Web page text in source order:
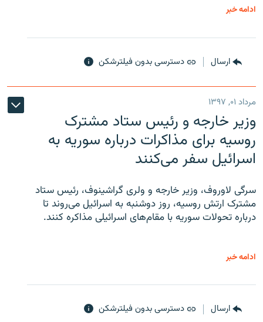
ادامه خبر
ارسال دسترسی بدون فیلترشکن
مرداد ۰۱, ۱۳۹۷
وزیر خارجه و رئیس‌ ستاد مشترک
روسیه برای مذاکرات درباره سوریه به
اسرائیل سفر می‌کنند
سرگی لاوروف، وزیر خارجه و ولری گراشینوف، رئیس ستاد
مشترک ارتش روسیه، روز دوشنبه به اسرائیل می‌روند تا
درباره تحولات سوریه با مقام‌های اسرائیلی مذاکره کنند.
ادامه خبر
ارسال دسترسی بدون فیلترشکن